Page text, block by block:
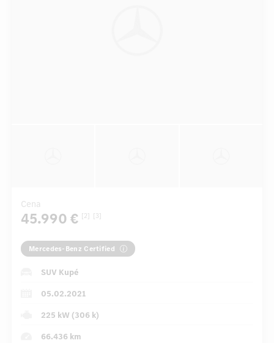
Cena
45.990 € [2] [3]
Mercedes-Benz Certified
SUV Kupé
05.02.2021
225 kW (306 k)
66.436 km